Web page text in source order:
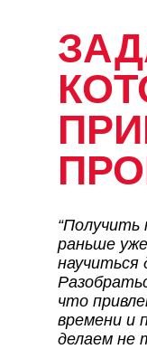
“Получить
раньше
научиться
что
времени и
делаем не